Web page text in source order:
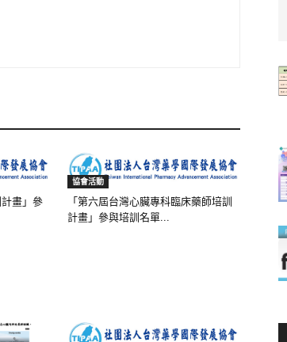
計畫」參
協會活動
「第六屆台灣心臟專科臨床藥師培訓
計畫」參與培訓名單...